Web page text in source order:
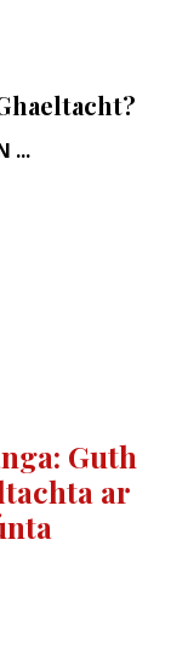
...
Guth
ar